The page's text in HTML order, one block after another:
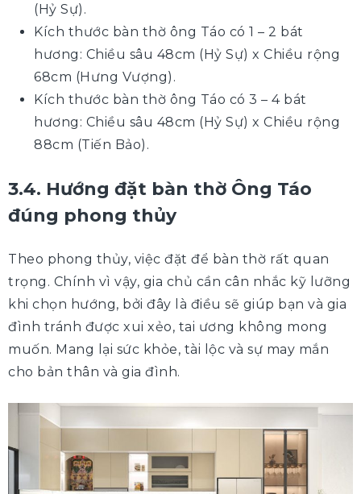
(Hỷ Sự).
Kích thước bàn thờ ông Táo có 1 – 2 bát
hương: Chiều sâu 48cm (Hỷ Sự) x Chiều rộng
68cm (Hưng Vượng).
Kích thước bàn thờ ông Táo có 3 – 4 bát
hương: Chiều sâu 48cm (Hỷ Sự) x Chiều rộng
88cm (Tiến Bảo).
3.4. Hướng đặt bàn thờ Ông Táo
đúng phong thủy
Theo phong thủy, việc đặt để bàn thờ rất quan
trọng. Chính vì vậy, gia chủ cần cân nhắc kỹ lưỡng
khi chọn hướng, bởi đây là điều sẽ giúp bạn và gia
đình tránh được xui xẻo, tai ương không mong
muốn. Mang lại sức khỏe, tài lộc và sự may mắn
cho bản thân và gia đình.